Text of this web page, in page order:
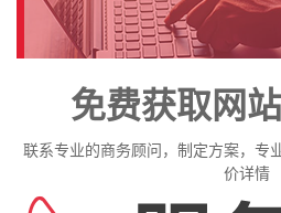
免费获取网
联系专业的商务顾问，制定方案，专
价详情